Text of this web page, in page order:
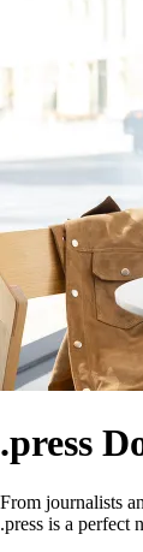
.press
From journalists
.press is a perfect